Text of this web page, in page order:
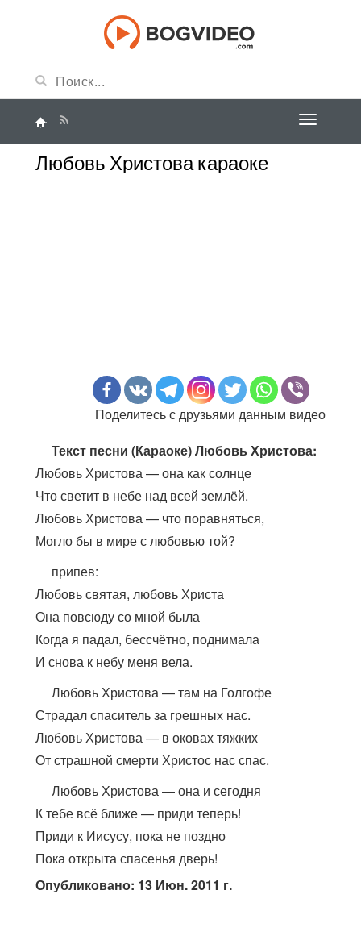
Любовь Христова караоке
Поделитесь с друзьями данным видео
Текст песни (Караоке) Любовь Христова:
Любовь Христова — она как солнце
Что светит в небе над всей землёй.
Любовь Христова — что поравняться,
Могло бы в мире с любовью той?
припев:
Любовь святая, любовь Христа
Она повсюду со мной была
Когда я падал, бессчётно, поднимала
И снова к небу меня вела.
Любовь Христова — там на Голгофе
Страдал спаситель за грешных нас.
Любовь Христова — в оковах тяжких
От страшной смерти Христос нас спас.
Любовь Христова — она и сегодня
К тебе всё ближе — приди теперь!
Приди к Иисусу, пока не поздно
Пока открыта спасенья дверь!
Опубликовано: 13 Июн. 2011 г.